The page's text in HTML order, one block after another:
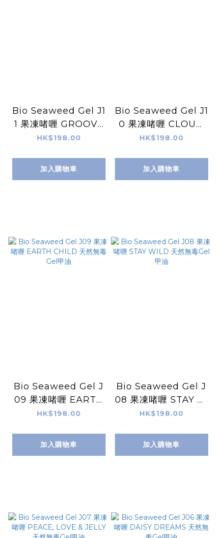
Bio Seaweed Gel J1
1 果凍啫喱 GROOVY
BABY 天然無毒Gel甲
HK$198.00
加入購物車
Bio Seaweed Gel J1
0 果凍啫喱 CLOUD
NINE 天然無毒Gel甲
HK$198.00
加入購物車
Bio Seaweed Gel J
09 果凍啫喱 EARTH
CHILD 天然無毒Gel
HK$198.00
加入購物車
Bio Seaweed Gel J
08 果凍啫喱 STAY W
ILD 天然無毒Gel甲油
HK$198.00
加入購物車